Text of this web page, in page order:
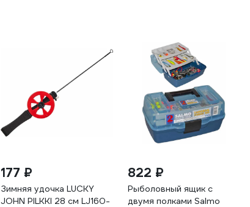
177 ₽
Зимняя удочка LUCKY
JOHN PILKKI 28 см LJ160-
822 ₽
Рыболовный ящик с
двумя полками Salmo